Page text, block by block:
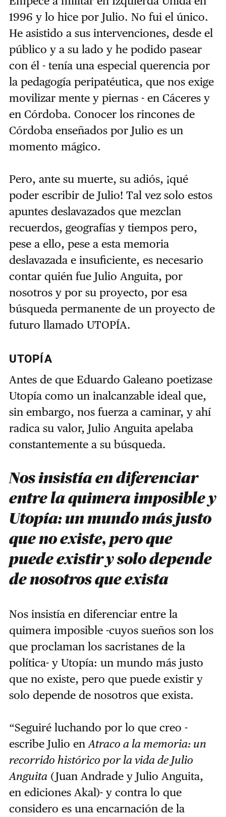
1996 y lo hice por Julio. No fui el único.
He asistido a sus intervenciones, desde el
público y a su lado y he podido pasear
con él - tenía una especial querencia por
la pedagogía peripatéutica, que nos exige
movilizar mente y piernas - en Cáceres y
en Córdoba. Conocer los rincones de
Córdoba enseñados por Julio es un
momento mágico.
Pero, ante su muerte, su adiós, ¡qué
poder escribir de Julio! Tal vez solo estos
apuntes deslavazados que mezclan
recuerdos, geografías y tiempos pero,
pese a ello, pese a esta memoria
deslavazada e insuficiente, es necesario
contar quién fue Julio Anguita, por
nosotros y por su proyecto, por esa
búsqueda permanente de un proyecto de
futuro llamado UTOPÍA.
UTOPÍA
Antes de que Eduardo Galeano poetizase
Utopía como un inalcanzable ideal que,
sin embargo, nos fuerza a caminar, y ahí
radica su valor, Julio Anguita apelaba
constantemente a su búsqueda.
Nos insistía en diferenciar
entre la quimera imposible y
Utopía: un mundo más justo
que no existe, pero que
puede existir y solo depende
de nosotros que exista
Nos insistía en diferenciar entre la
quimera imposible -cuyos sueños son los
que proclaman los sacristanes de la
política- y Utopía: un mundo más justo
que no existe, pero que puede existir y
solo depende de nosotros que exista.
“Seguiré luchando por lo que creo -
escribe Julio en Atraco a la memoria: un
recorrido histórico por la vida de Julio
Anguita(Juan Andrade y Julio Anguita,
en ediciones Akal)- y contra lo que
considero es una encarnación de la